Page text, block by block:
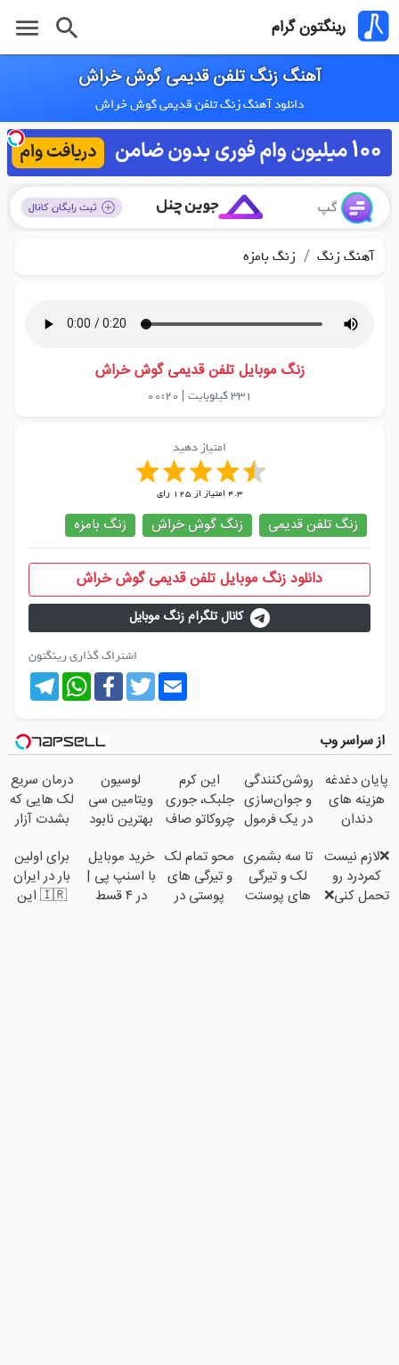
رینگتون گرام search
menu
آهنگ زنگ تلفن قدیمی گوش خراش
دانلود آهنگ زنگ تلفن قدیمی گوش خراش
آهنگ زنگ / زنگ بامزه
زنگ موبایل تلفن قدیمی گوش خراش
331 کیلوبایت |
00:20
امتیاز دهید
4.3 امتیاز از125 رای
زنگ تلفن قدیمی زنگ گوش خراش زنگ بامزه
دانلود زنگ موبایل تلفن قدیمی گوش خراش
کانال تلگرام زنگ موبایل
اشتراک گذاری رینگتون
Telegram
WhatsAppFacebookTwitterEmail
از سراسر وب
پایان دغدغه
هزینه های
دندان
پک سفید
کننده خانگی
روشن‌کنندگی،ضد‌لک
و جوان‌سازی
در یک فرمول
این کرم
جلبک، جوری
چروکاتو صاف
انگار بوتاکس
کردی!
(تخفیف
لوسیون
ویتامین سی
بهترین نابود
های پوستی
درمان سریع
لک هایی که
بشدت آزار
هستند!
❌لازم نیست
کمردرد رو
تحمل کنی❌
تا سه بشمری
لک و تیرگی
های پوستت
محو تمام لک
و تیرگی های
پوستی در
خرید موبایل
با اسنپ پی |
در ۴ قسط
برای اولین
بار در ایران
🇮🇷 این